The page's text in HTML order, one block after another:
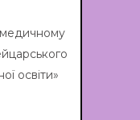
медичному
освіти»